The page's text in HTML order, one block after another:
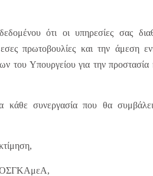
ότι οι υπηρεσίες σας
πρωτοβουλίες και την άμεση
του Υπουργείου για την
συνεργασία που θα